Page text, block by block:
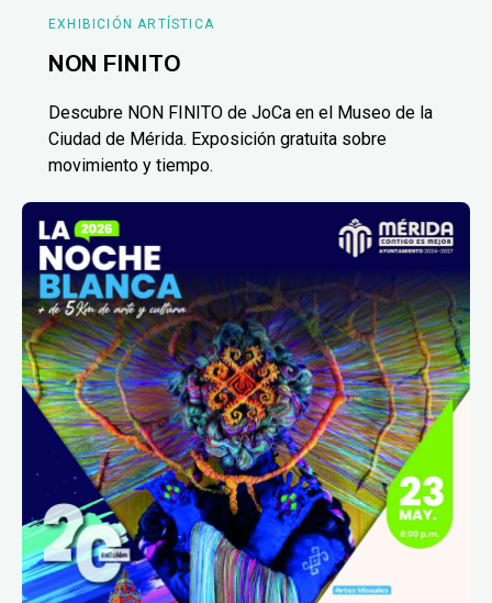
EXHIBICIÓN ARTÍSTICA
NON FINITO
Descubre NON FINITO de JoCa en el Museo de la
Ciudad de Mérida. Exposición gratuita sobre
movimiento y tiempo.